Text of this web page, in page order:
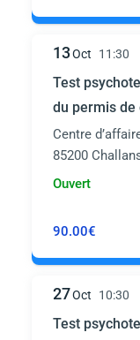
13Oct 11:30
Test
du permis de
Centre
85200
Ouvert
90.00€
27Oct 10:30
Test